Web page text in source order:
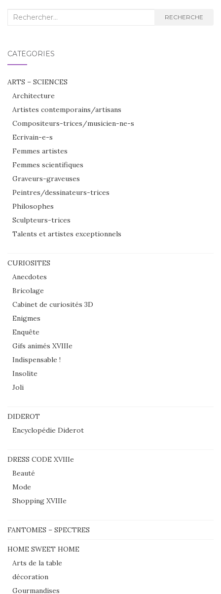
Recherche
RECHERCHE
CATÉGORIES
ARTS – SCIENCES
Architecture
Artistes contemporains/artisans
Compositeurs-trices/musicien-ne-s
Ecrivain-e-s
Femmes artistes
Femmes scientifiques
Graveurs-graveuses
Peintres/dessinateurs-trices
Philosophes
Sculpteurs-trices
Talents et artistes exceptionnels
CURIOSITES
Anecdotes
Bricolage
Cabinet de curiosités 3D
Enigmes
Enquête
Gifs animés XVIIIe
Indispensable !
Insolite
Joli
DIDEROT
Encyclopédie Diderot
DRESS CODE XVIIIe
Beauté
Mode
Shopping XVIIIe
FANTOMES – SPECTRES
HOME SWEET HOME
Arts de la table
décoration
Gourmandises